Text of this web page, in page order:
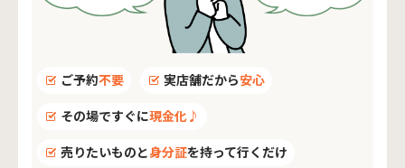
ご予約不要 実店舗だから安心
その場ですぐに現金化♪
売りたいものと身分証を持って行くだけ